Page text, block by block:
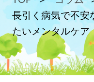
長引く病気で不
たいメンタルケア